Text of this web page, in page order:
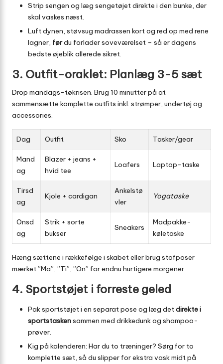
Strip sengen og læg sengetøjet direkte i den bunke, der
skal vaskes næst.
Luft dynen, støvsug madrassen kort og red op med rene
lagner, førdu forlader soveværelset – så er dagens
bedste øjeblik allerede sikret.
3. Outfit-oraklet: Planlæg 3-5 sæt
Drop mandags-tøkrisen. Brug 10 minutter på at
sammensætte komplette outfits inkl. strømper, undertøj og
accessories.
Dag Outfit Sko Tasker/gear
Mand
ag
Blazer + jeans +
hvid tee
Loafers Laptop-taske
Tirsd
ag
Kjole + cardigan
Ankelstø
vler
Yogataske
Onsd
ag
Strik + sorte
bukser
Sneakers
Madpakke-
køletaske
Hæng sættene i rækkefølge i skabet eller brug stofposer
mærket ”Ma”, ”Ti”, ”On” for endnu hurtigere morgener.
4. Sportstøjet i forreste geled
Pak sportstøjet i en separat pose og læg detdirekte i
sportstaskensammen med drikkedunk og shampoo-
prøver.
Kig på kalenderen: Har du to træninger? Sørg for to
komplette sæt, så du slipper for ekstra vask midt på